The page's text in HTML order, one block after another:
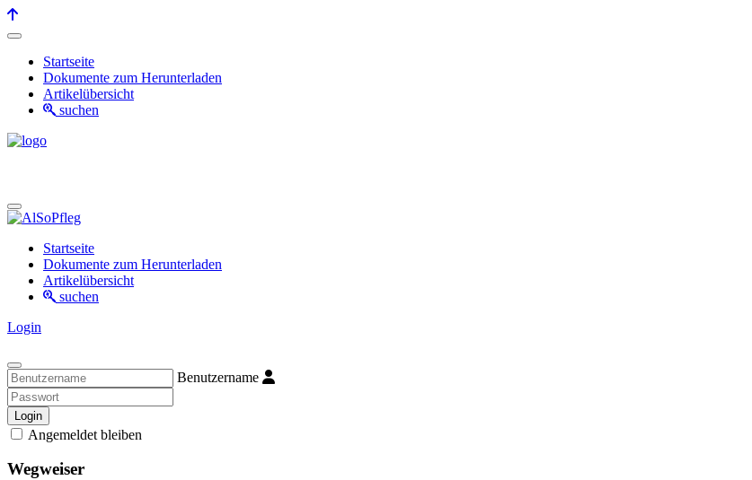
Startseite
Dokumente zum Herunterladen
Artikelübersicht
suchen
Startseite
Dokumente zum Herunterladen
Artikelübersicht
suchen
Login
Benutzername
Login
Angemeldet bleiben
Wegweiser